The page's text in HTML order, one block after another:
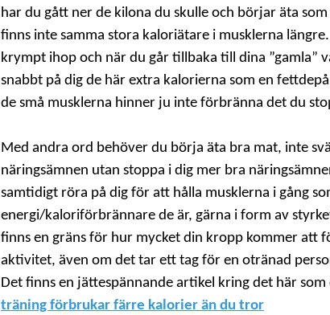
har du gått ner de kilona du skulle och börjar äta
finns inte samma stora kaloriätare i musklerna
krympt ihop och när du går tillbaka till dina ”gamla”
snabbt på dig de här extra kalorierna som en
de små musklerna hinner ju inte förbränna det du
Med andra ord behöver du börja äta bra mat, inte
näringsämnen utan stoppa i dig mer bra
samtidigt röra på dig för att hålla musklerna i gång
energi/kaloriförbrännare de är, gärna i form av
finns en gräns för hur mycket din kropp kommer att
aktivitet, även om det tar ett tag för en otränad
Det finns en jättespännande artikel kring det här som
träning förbrukar färre kalorier än du tror